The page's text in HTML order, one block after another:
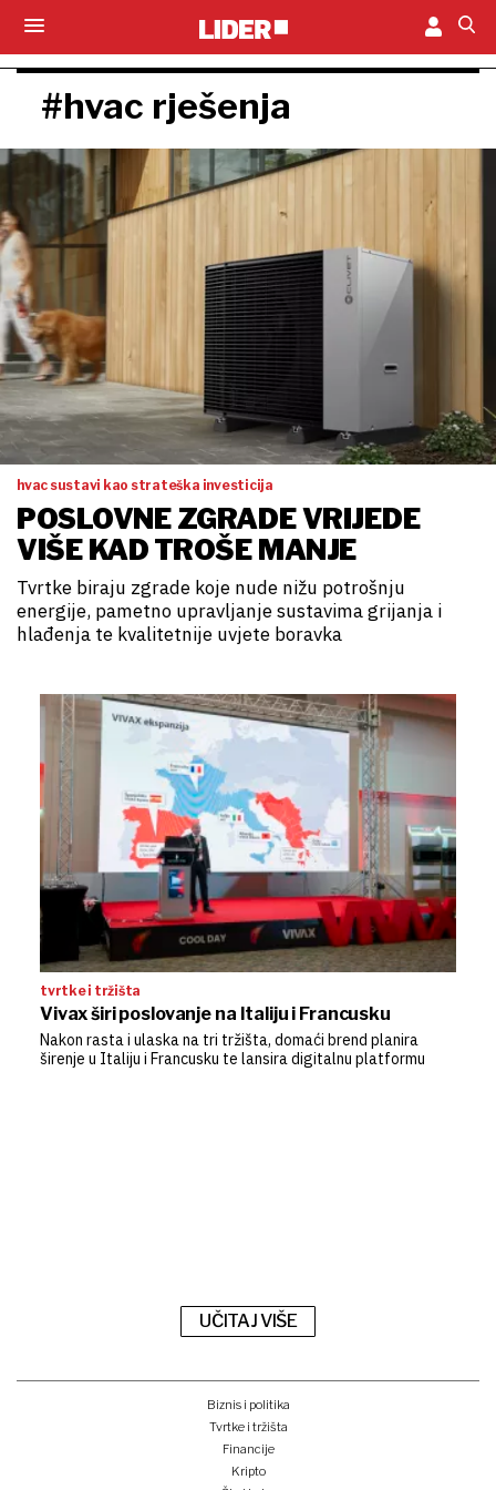
#hvac rješenja
hvac sustavi kao strateška investicija
POSLOVNE ZGRADE VRIJEDE
VIŠE KAD TROŠE MANJE
Tvrtke biraju zgrade koje nude nižu potrošnju
energije, pametno upravljanje sustavima grijanja i
hlađenja te kvalitetnije uvjete boravka
tvrtke i tržišta
Vivax širi poslovanje na Italiju i Francusku
Nakon rasta i ulaska na tri tržišta, domaći brend planira
širenje u Italiju i Francusku te lansira digitalnu platformu
UČITAJ VIŠE
Biznis i politika
Tvrtke i tržišta
Financije
Kripto